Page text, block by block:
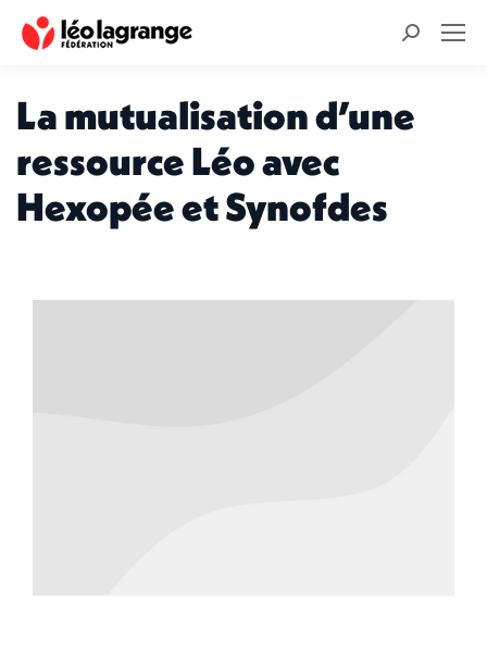
Recherche
La mutualisation d’une
ressource Léo avec
Hexopée et Synofdes